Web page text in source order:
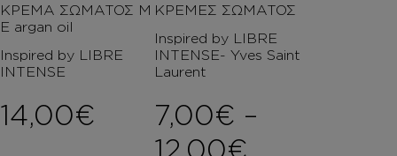
ΚΡΕΜΑ ΣΩΜΑΤΟΣ Μ
Ε argan oil
Inspired by LIBRE
INTENSE
14,00€
ΚΡΕΜΕΣ ΣΩΜΑΤΟΣ
Inspired by LIBRE
INTENSE- Yves Saint
Laurent
7,00€ –